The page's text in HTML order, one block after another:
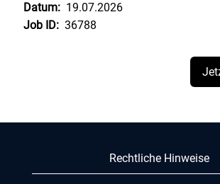
Datum: 19.07.2026
Job ID: 36788
Rechtliche Hinweise